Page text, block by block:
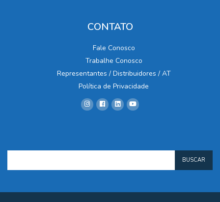
CONTATO
Fale Conosco
Trabalhe Conosco
Representantes / Distribuidores / AT
Política de Privacidade
BUSCAR